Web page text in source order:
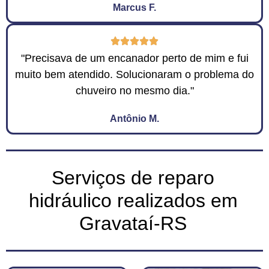
Marcus F.
"Precisava de um encanador perto de mim e fui
muito bem atendido. Solucionaram o problema do
chuveiro no mesmo dia."
Antônio M.
Serviços de reparo
hidráulico realizados em
Gravataí-RS